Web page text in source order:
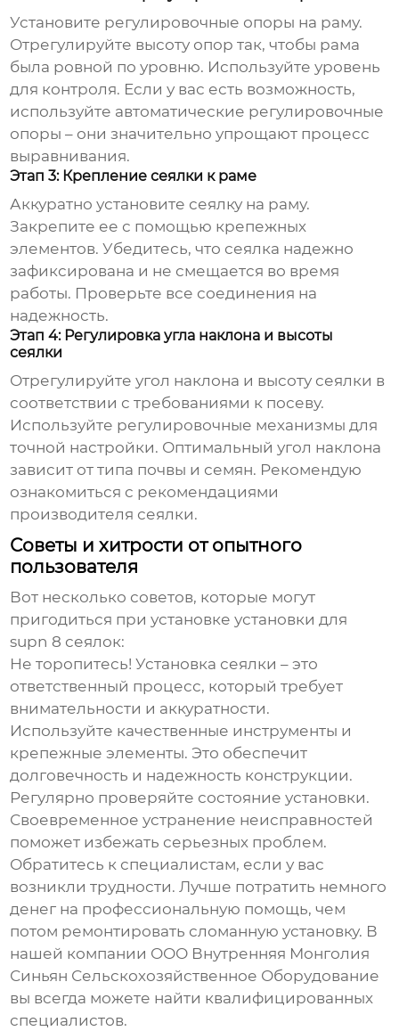
Установите регулировочные опоры на раму.
Отрегулируйте высоту опор так, чтобы рама
была ровной по уровню. Используйте уровень
для контроля. Если у вас есть возможность,
используйте автоматические регулировочные
опоры – они значительно упрощают процесс
выравнивания.
Этап 3: Крепление сеялки к раме
Аккуратно установите сеялку на раму.
Закрепите ее с помощью крепежных
элементов. Убедитесь, что сеялка надежно
зафиксирована и не смещается во время
работы. Проверьте все соединения на
надежность.
Этап 4: Регулировка угла наклона и высоты
сеялки
Отрегулируйте угол наклона и высоту сеялки в
соответствии с требованиями к посеву.
Используйте регулировочные механизмы для
точной настройки. Оптимальный угол наклона
зависит от типа почвы и семян. Рекомендую
ознакомиться с рекомендациями
производителя сеялки.
Советы и хитрости от опытного
пользователя
Вот несколько советов, которые могут
пригодиться при установкеустановки для
supn 8 сеялок:
Не торопитесь! Установка сеялки – это
ответственный процесс, который требует
внимательности и аккуратности.
Используйте качественные инструменты и
крепежные элементы. Это обеспечит
долговечность и надежность конструкции.
Регулярно проверяйте состояние установки.
Своевременное устранение неисправностей
поможет избежать серьезных проблем.
Обратитесь к специалистам, если у вас
возникли трудности. Лучше потратить немного
денег на профессиональную помощь, чем
потом ремонтировать сломанную установку. В
нашей компании ООО Внутренняя Монголия
Синьян Сельскохозяйственное Оборудование
вы всегда можете найти квалифицированных
специалистов.